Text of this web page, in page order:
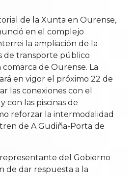
de la Xunta en Ourense,
en el complejo
la ampliación de la
de transporte público
de Ourense. La
en vigor el próximo 22 de
las conexiones con el
con las piscinas de
reforzar la intermodalidad
de A Gudiña-Porta de
del Gobierno
de dar respuesta a la